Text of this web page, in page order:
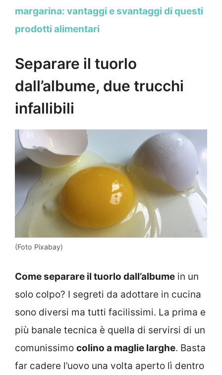
margarina: vantaggi e svantaggi di questi
prodotti alimentari
Separare il tuorlo
dall’albume, due trucchi
infallibili
(Foto Pixabay)
Come separare il tuorlo dall’albume in un
solo colpo? I segreti da adottare in cucina
sono diversi ma tutti facilissimi. La prima e
più banale tecnica è quella di servirsi di un
comunissimo colino a maglie larghe. Basta
far cadere l’uovo una volta aperto lì dentro